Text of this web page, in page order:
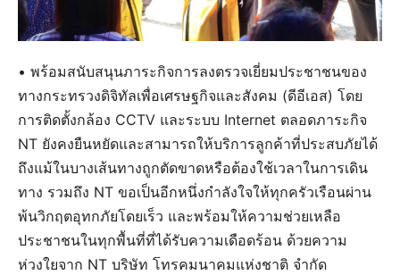
• พร้อมสนับสนุนภาระกิจการลงตรวจเยี่ยมประชาชนของ
ทางกระทรวงดิจิทัลเพื่อเศรษฐกิจและสังคม (ดีอีเอส) โดย
การติดตั้งกล้อง CCTV และระบบ Internet ตลอดภาระกิจ
NT ยังคงยืนหยัดและสามารถให้บริการลูกค้าที่ประสบภัยได้
ถึงแม้ในบางเส้นทางถูกตัดขาดหรือต้องใช้เวลาในการเดิน
ทาง รวมถึง NT ขอเป็นอีกหนึ่งกำลังใจให้ทุกครัวเรือนผ่าน
พ้นวิกฤตอุทกภัยโดยเร็ว และพร้อมให้ความช่วยเหลือ
ประชาชนในทุกพื้นที่ที่ได้รับความเดือดร้อน ด้วยความ
ห่วงใยจาก NT บริษัท โทรคมนาคมแห่งชาติ จำกัด